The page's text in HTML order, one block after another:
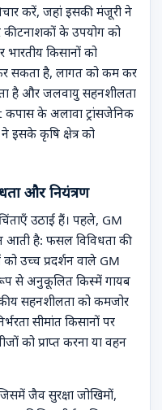
करें, जहां इसकी मंजूरी ने
कीटनाशकों के उपयोग को
किसानों को
सकता है, लागत को कम कर
है और जलवायु सहनशीलता
कपास के अलावा ट्रांसजेनिक
इसके कृषि क्षेत्र को
और नियंत्रण
उठाई हैं। पहले, GM
है: फसल विविधता की
उच्च प्रदर्शन वाले GM
से अनुकूलित किस्में गायब
सहनशीलता को कमजोर
सीमांत किसानों पर
को प्राप्त करना या वहन
जैव सुरक्षा जोखिमों,